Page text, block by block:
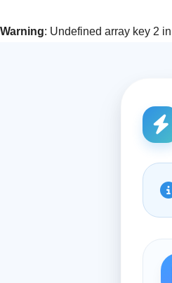
Warning: Undefined array key 2 in